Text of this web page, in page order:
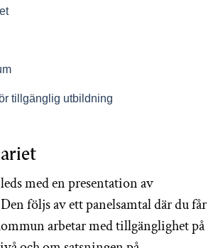
tillgänglig utbildning
med en presentation av
följs av ett panelsamtal där du får
arbetar med tillgänglighet på